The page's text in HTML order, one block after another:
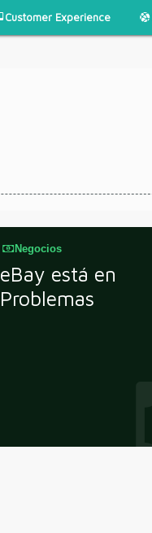
Customer Experience
Negocios
eBay está en
Problemas